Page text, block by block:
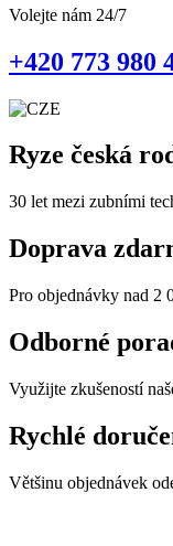
Volejte nám 24/7
+420 773 980
Ryze česká
30 let mezi zubními
Doprava
Pro objednávky nad 2
Odborné
Využijte zkušeností
Rychlé
Většinu objednávek